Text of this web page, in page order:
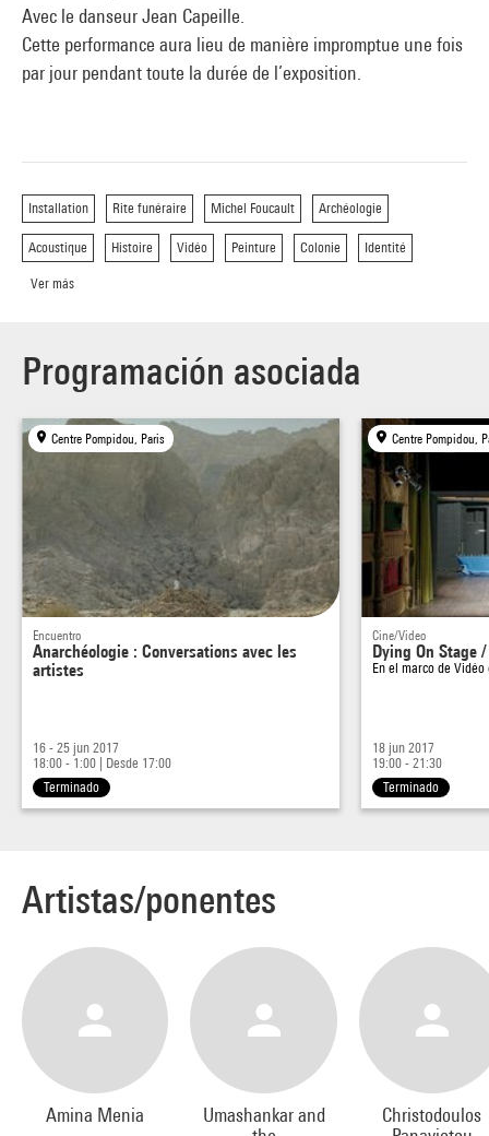
Avec le danseur Jean Capeille.
Cette performance aura lieu de manière impromptue une fois
par jour pendant toute la durée de l’exposition.
Installation Rite funéraire Michel Foucault Archéologie
Acoustique Histoire Vidéo Peinture Colonie Identité
Ver más
Programación asociada
Centre Pompidou, Paris
Encuentro
Anarchéologie : Conversations avec les
artistes
16 - 25 jun 2017
18:00 - 1:00
Desde 17:00
Terminado
Centre Pompidou,
Cine/Video
Dying On Stage
En el marco deVidéo
18 jun 2017
19:00 - 21:30
Terminado
Artistas/ponentes
Amina Menia
Umashankar and
Christodoulos